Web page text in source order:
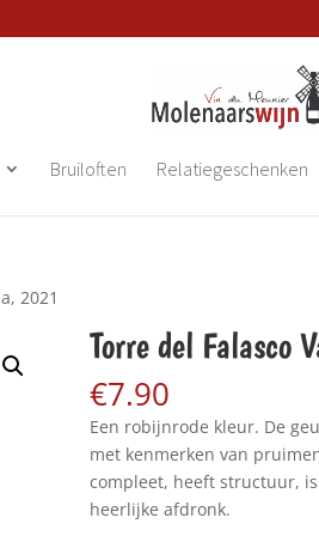
Bruiloften Relatiegeschenken
2021
Torre del Falasco
€7.90
Een robijnrode kleur. De
met kenmerken van
compleet, heeft structuur,
heerlijke afdronk.